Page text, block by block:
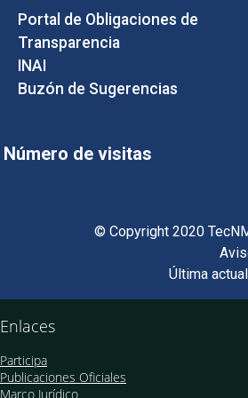
Portal de Obligaciones de
Transparencia
INAI
Buzón de Sugerencias
Número de visitas
© Copyright 2020
Última
Enlaces
Participa
Publicaciones Oficiales
Marco Jurídico